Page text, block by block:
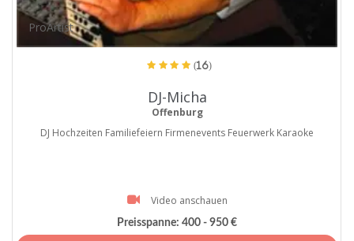
ProArtist
(16)
DJ-Micha
Offenburg
DJ Hochzeiten Familiefeiern Firmenevents Feuerwerk Karaoke
Video anschauen
Preisspanne: 400 - 950 €